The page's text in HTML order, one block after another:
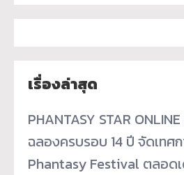
เรื่องล่าสุด
PHANTASY STAR
ฉลองครบรอบ 14 ปี จัดเทศ
Phantasy Festival ตลอด